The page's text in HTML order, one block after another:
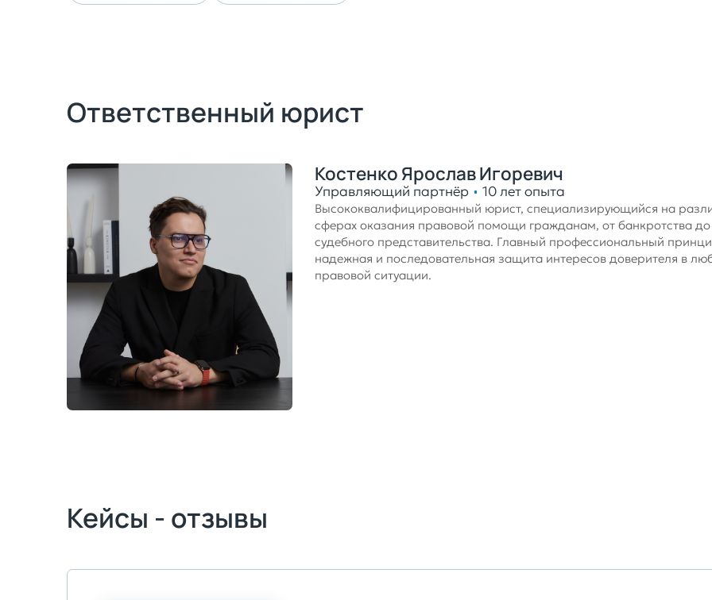
Ответственный юрист
Костенко Ярослав Игоревич
Управляющий партнёр 10 лет опыта
Высококвалифицированный юрист, специализирующийся на
сферах оказания правовой помощи гражданам, от банкротства до
судебного представительства. Главный профессиональный
надежная и последовательная защита интересов доверителя в
правовой ситуации.
Кейсы - отзывы